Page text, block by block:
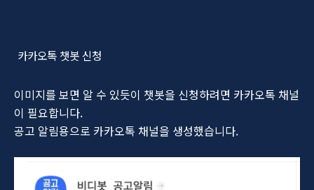
카카오톡 챗봇 신청
이미지를 보면 알 수 있듯이 챗봇을 신청하려면 카카오톡 채널
이 필요합니다.
공고 알림용으로 카카오톡 채널을 생성했습니다.